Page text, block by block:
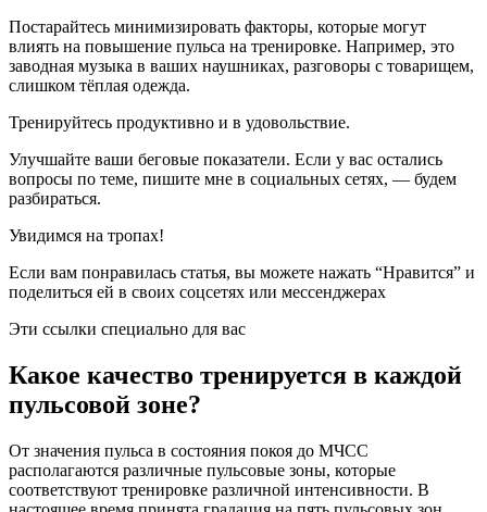
Постарайтесь минимизировать факторы, которые могут
влиять на повышение пульса на тренировке. Например, это
заводная музыка в ваших наушниках, разговоры с товарищем,
слишком тёплая одежда.
Тренируйтесь продуктивно и в удовольствие.
Улучшайте ваши беговые показатели. Если у вас остались
вопросы по теме, пишите мне в социальных сетях, — будем
разбираться.
Увидимся на тропах!
Если вам понравилась статья, вы можете нажать “Нравится” и
поделиться ей в своих соцсетях или мессенджерах
Эти ссылки специально для вас
Какое качество тренируется в каждой
пульсовой зоне?
От значения пульса в состояния покоя до МЧСС
располагаются различные пульсовые зоны, которые
соответствуют тренировке различной интенсивности. В